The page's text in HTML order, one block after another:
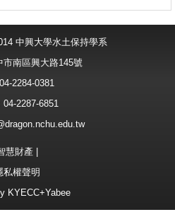
中興大學水土保持學系
市南區興大路145號
2284-0381
04-2287-6851
慧財產
私權聲明
KYECC+Yabee